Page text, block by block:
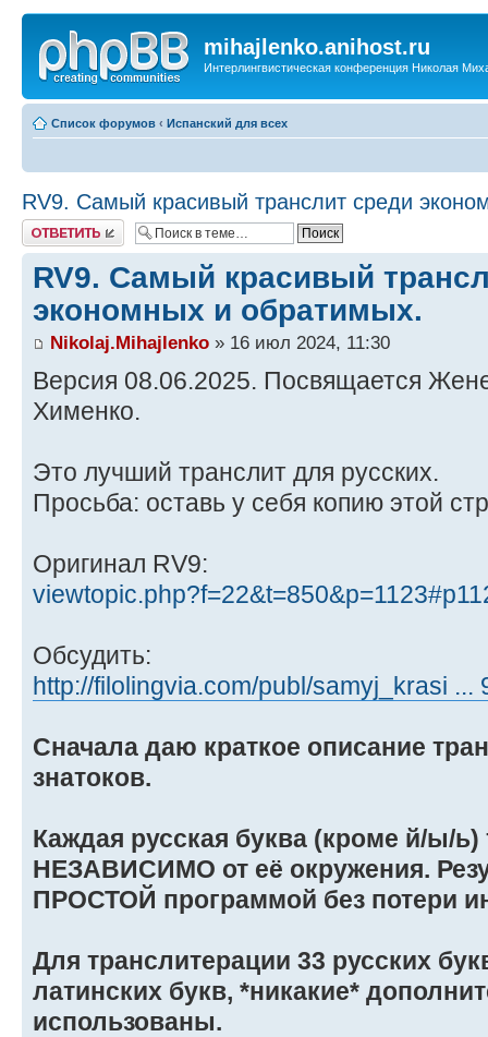
mihajlenko.anihost.ru
Интерлингвистическая конференция Николая
Список форумов ‹ Испанский для всех
RV9. Самый красивый транслит среди
Ответить
RV9. Самый красивый
экономных и обратимых.
Nikolaj.Mihajlenko » 16 июл 2024, 11:30
Версия 08.06.2025. Посвящается
Хименко.
Это лучший транслит для русских.
Просьба: оставь у себя копию этой
Оригинал RV9:
Обсудить:
http://filolingvia.com/publ/samyj_krasi ...
Сначала даю краткое описание
знатоков.
Каждая русская буква (кроме й/ы/ь)
НЕЗАВИСИМО от её окружения.
ПРОСТОЙ программой без потери
Для транслитерации 33 русских
латинских букв, *никакие*
использованы.